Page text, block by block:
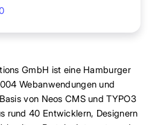
GmbH ist eine Hamburger
Webanwendungen und
von Neos CMS und TYPO3
rund 40 Entwicklern, Designern